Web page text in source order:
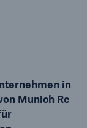
in
Munich Re